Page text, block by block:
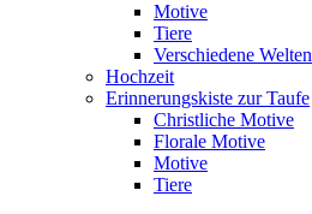
Motive
Tiere
Verschiedene Welten
Hochzeit
Erinnerungskiste zur Taufe
Christliche Motive
Florale Motive
Motive
Tiere